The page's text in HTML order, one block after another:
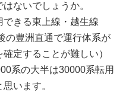
ないでしょうか。
きる東上線・越生線
の豊洲直通で運行体系が
定することが難しい）
系の大半は30000系転用
います。